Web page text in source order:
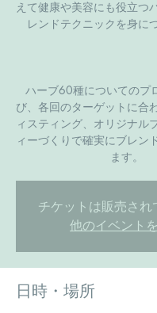
えて健康や美容にも役立つ
レンドテクニックを身に
ハーブ60種についてのプ
び、各回のターゲットに合
ィスティング、オリジナル
ィーづくりで確実にブレン
ます。
チケットは販売され
他のイベント
日時・場所